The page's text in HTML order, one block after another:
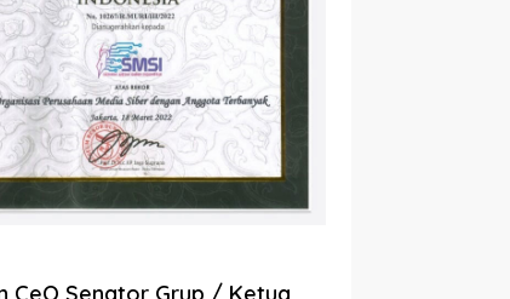
CeO Senator Grup / Ketua